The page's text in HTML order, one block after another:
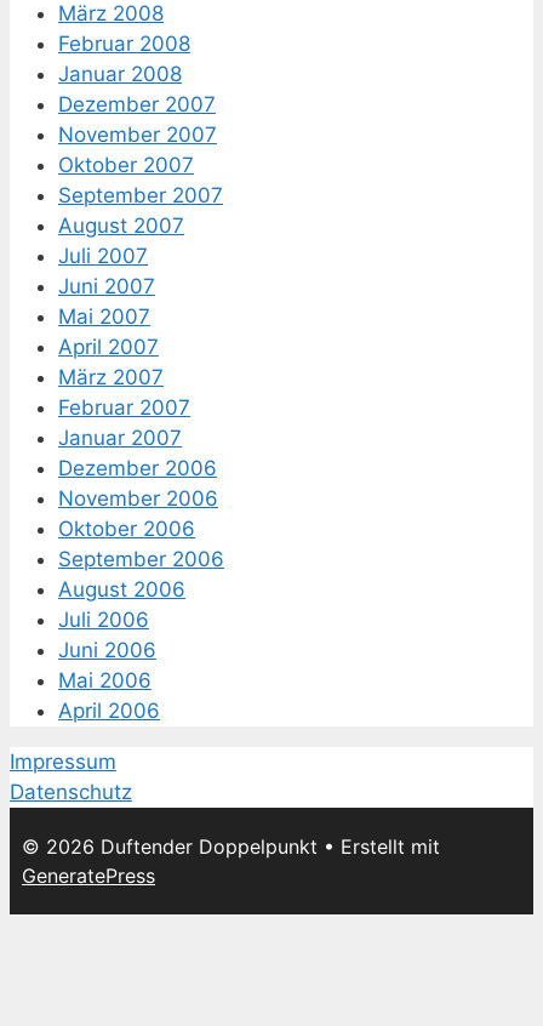
März 2008
Februar 2008
Januar 2008
Dezember 2007
November 2007
Oktober 2007
September 2007
August 2007
Juli 2007
Juni 2007
Mai 2007
April 2007
März 2007
Februar 2007
Januar 2007
Dezember 2006
November 2006
Oktober 2006
September 2006
August 2006
Juli 2006
Juni 2006
Mai 2006
April 2006
Impressum
Datenschutz
© 2026 Duftender Doppelpunkt • Erstellt mit
GeneratePress